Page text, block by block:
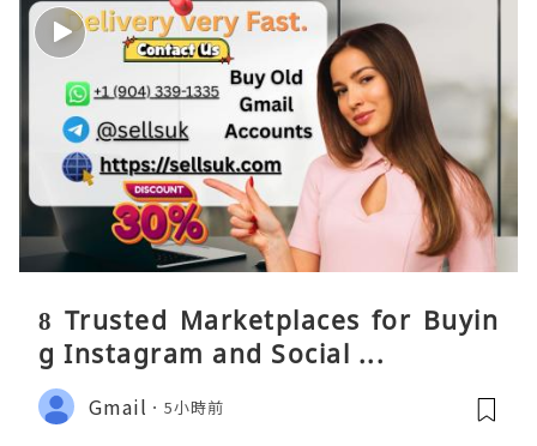
8 Trusted Marketplaces for Buyin
g Instagram and Social ...
Gmail 5小時前